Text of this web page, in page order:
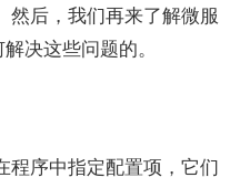
然后，我们再来了解微服
决这些问题的。
程序中指定配置项，它们